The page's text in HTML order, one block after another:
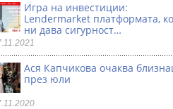
Игра на инвестиции:
Lendermarket платформата,
ни дава сигурност…
Ася Капчикова очаква
през юли